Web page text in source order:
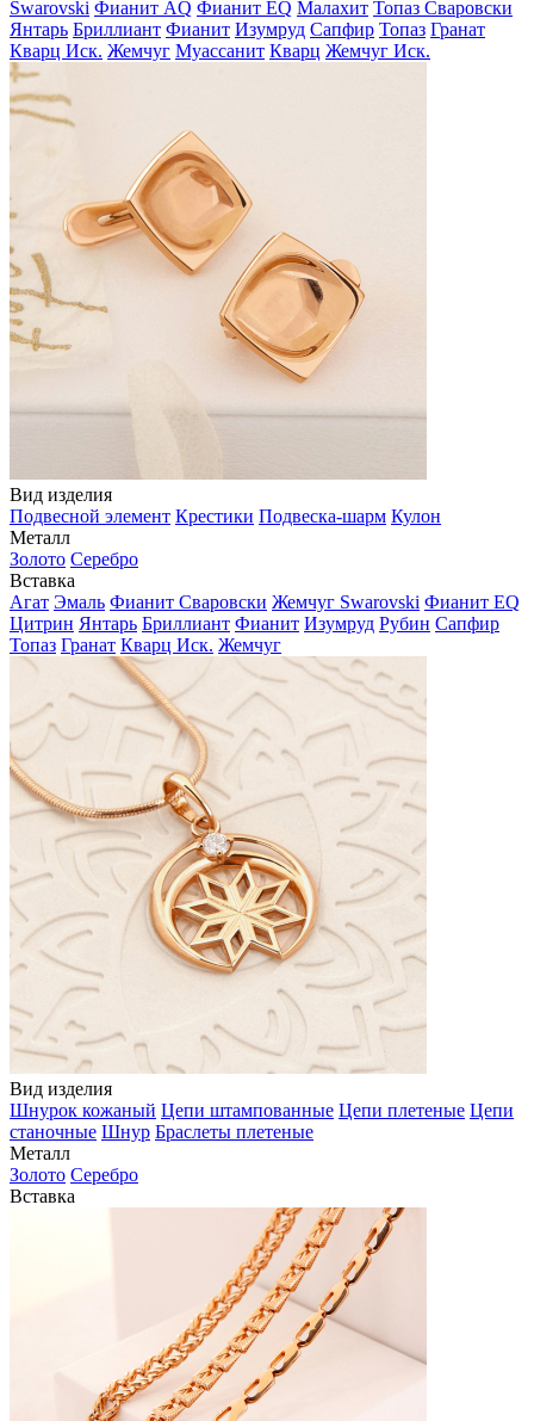
Swarovski Фианит AQ Фианит EQ Малахит Топаз Сваровски
Янтарь Бриллиант Фианит Изумруд Сапфир Топаз Гранат
Кварц Иск. Жемчуг Муассанит Кварц Жемчуг Иск.
Вид изделия
Подвесной элемент Крестики Подвеска-шарм Кулон
Металл
Золото Серебро
Вставка
Агат Эмаль Фианит Сваровски Жемчуг Swarovski Фианит EQ
Цитрин Янтарь Бриллиант Фианит Изумруд Рубин Сапфир
Топаз Гранат Кварц Иск. Жемчуг
Вид изделия
Шнурок кожаный Цепи штампованные Цепи плетеные Цепи
станочные Шнур Браслеты плетеные
Металл
Золото Серебро
Вставка